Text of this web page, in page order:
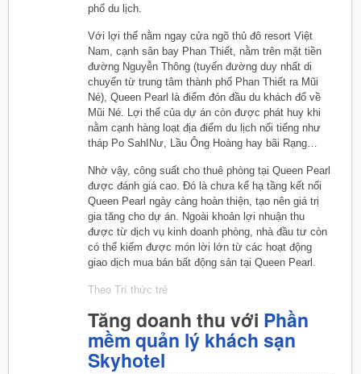
phố du lịch.
Với lợi thế nằm ngay cửa ngõ thủ đô resort Việt
Nam, cạnh sân bay Phan Thiết, nằm trên mặt tiền
đường Nguyễn Thông (tuyến đường duy nhất di
chuyển từ trung tâm thành phố Phan Thiết ra Mũi
Né), Queen Pearl là điểm đón đầu du khách đổ về
Mũi Né. Lợi thế của dự án còn được phát huy khi
nằm cạnh hàng loạt địa điểm du lịch nổi tiếng như
tháp Po SahINư, Lầu Ông Hoàng hay bãi Rạng…
Nhờ vậy, công suất cho thuê phòng tại Queen Pearl
được đánh giá cao. Đó là chưa kể hạ tầng kết nối
Queen Pearl ngày càng hoàn thiện, tạo nên giá trị
gia tăng cho dự án. Ngoài khoản lợi nhuận thu
được từ dịch vụ kinh doanh phòng, nhà đầu tư còn
có thể kiếm được món lời lớn từ các hoạt động
giao dịch mua bán bất động sản tại Queen Pearl.
Theo Trí thức trẻ
Tăng doanh thu với Phần
mềm quản lý khách sạn
Skyhotel